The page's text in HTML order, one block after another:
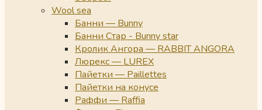
Wool sea
Банни — Bunny
Банни Стар - Bunny star
Кролик Ангора — RABBIT ANGORA
Люрекс — LUREX
Пайетки — Paillettes
Пайетки на конусе
Раффи — Raffia